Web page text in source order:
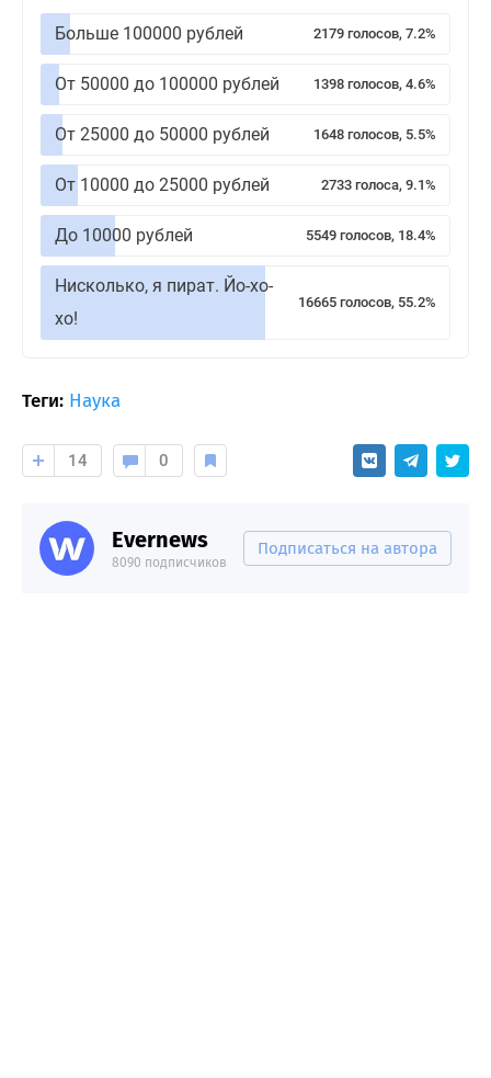
Больше 100000 рублей 2179 голосов, 7.2%
От 50000 до 100000 рублей 1398 голосов, 4.6%
От 25000 до 50000 рублей 1648 голосов, 5.5%
От 10000 до 25000 рублей 2733 голоса, 9.1%
До 10000 рублей 5549 голосов, 18.4%
Нисколько, я пират. Йо-хо-
хо!
16665 голосов, 55.2%
Теги: Наука
14 0
Evernews
8090 подписчиков
Подписаться на автора